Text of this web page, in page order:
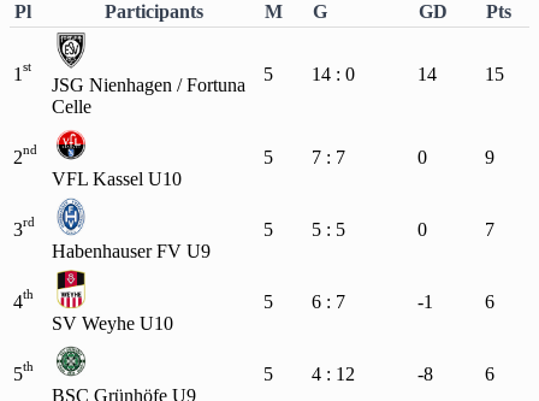
Pl Participants M G GD Pts
1 st
JSG Nienhagen / Fortuna
Celle
5 14 : 0 14 15
2nd
VFL Kassel U10
5 7 : 7 0 9
3rd
Habenhauser FV U9
5 5 : 5 0 7
4th
SV Weyhe U10
5 6 : 7 -1 6
5th
BSC Grünhöfe U9
5 4 : 12 -8 6